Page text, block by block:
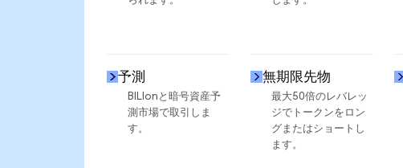
予測
BILIonと暗号資産予
測市場で取引しま
す。
無期限先物
最大50倍のレバレッ
ジでトークンをロン
グまたはショートし
ます。